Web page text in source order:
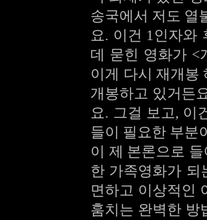
송국에서 저도 열
요. 이건 1인자와
데 묻힌 영화가 <
이게 다시 재개봉
개봉하고 있거든
요. 그걸 보고, 이
들이 필요한 부분
이 제 본론으로
한 가족영화가 되
면하고 이상적인
훔치는 완벽한 방